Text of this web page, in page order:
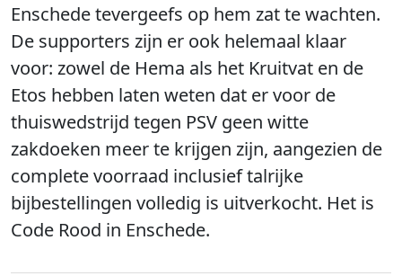
Enschede tevergeefs op hem zat te wachten.
De supporters zijn er ook helemaal klaar
voor: zowel de Hema als het Kruitvat en de
Etos hebben laten weten dat er voor de
thuiswedstrijd tegen PSV geen witte
zakdoeken meer te krijgen zijn, aangezien de
complete voorraad inclusief talrijke
bijbestellingen volledig is uitverkocht. Het is
Code Rood in Enschede.